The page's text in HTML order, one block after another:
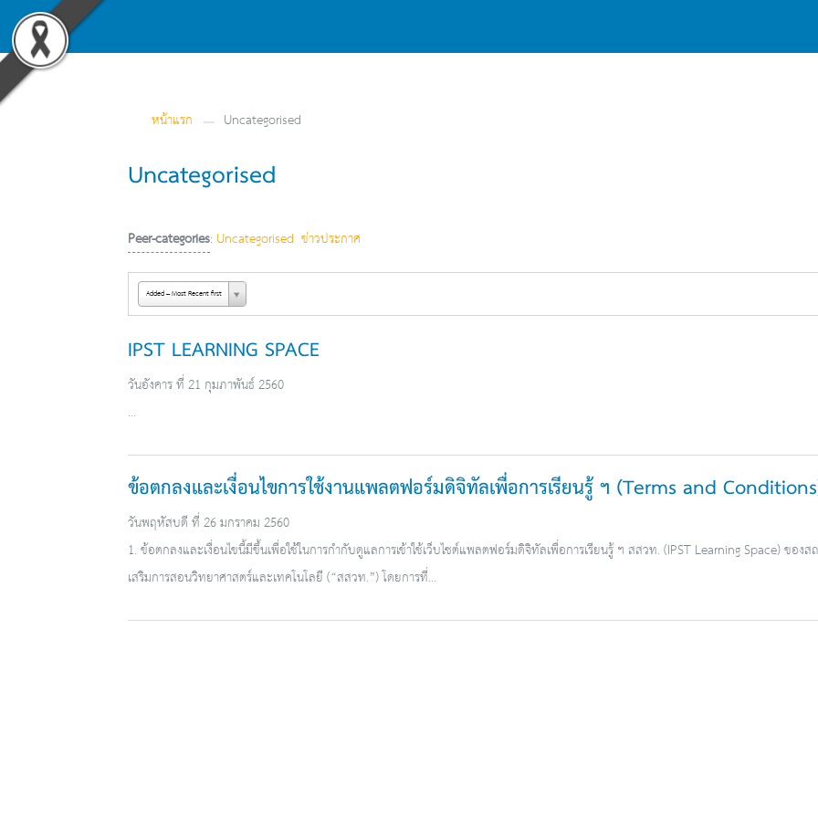
หน้าแรก
Uncategorised
Uncategorised
Peer-categories: Uncategorised ข่าวประกาศ
Added -- Most Recent first
IPST LEARNING SPACE
วันอังคาร ที่ 21 กุมภาพันธ์ 2560
...
ข้อตกลงและเงื่อนไขการใช้งานแพลตฟอร์มดิจิทัลเพื่อการเรียนรู้ ฯ (Terms and
วันพฤหัสบดี ที่ 26 มกราคม 2560
1. ข้อตกลงและเงื่อนไขนี้มีขึ้นเพื่อใช้ในการกำกับดูแลการเข้าใช้เว็บไซต์แพลตฟอร์มดิจิทัลเพื่อการเรียนรู้ ฯ สสวท. (IPST Learning Space) ของส
เสริมการสอนวิทยาศาสตร์และเทคโนโลยี (“สสวท.”) โดยการที่...